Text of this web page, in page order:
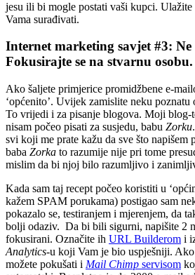
jesu ili bi mogle postati vaši kupci.
Vama surađivati.
Internet marketing savjet #3:
Fokusirajte se na stvarnu osobu.
Ako šaljete primjerice promidžbene e-
‘općenito’. Uvijek zamislite neku
To vrijedi i za pisanje blogova. Moji blog-
nisam počeo pisati za susjedu, babu Zorku
svi koji me prate kažu da sve što napišem
baba Zorka to razumije nije pri tome
mislim da bi njoj bilo razumljivo i
Kada sam taj recept počeo koristiti u
kažem SPAM porukama) postigao sam
pokazalo se, testiranjem i mjerenjem, da
bolji odaziv. Da bi bili sigurni, napišite 2
fokusirani. Označite ih URL Builderom i
Analytics-u koji Vam je bio uspješniji.
možete pokušati i Mail Chimp servisom